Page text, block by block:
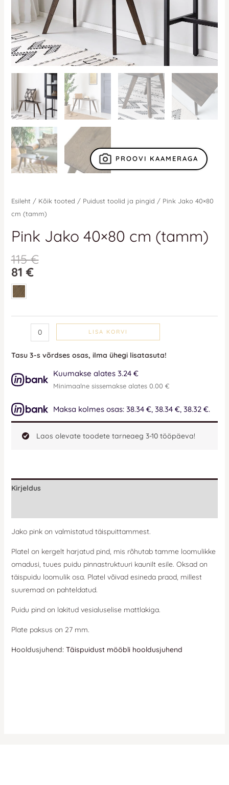
PROOVI KAAMERAGA
Esileht / Kõik tooted / Puidust toolid ja pingid / Pink Jako 40×80
cm (tamm)
Pink Jako 40×80 cm (tamm)
115€
81€
LISA KORVI
Tasu 3-s võrdses osas, ilma ühegi lisatasuta!
Kuumakse alates 3.24 €
Minimaalne sissemakse alates 0.00 €
Maksa kolmes osas: 38.34 €, 38.34 €, 38.32 €.
Laos olevate toodete tarneaeg 3-10 tööpäeva!
Kirjeldus
Jako pink on valmistatud täispuittammest.
Platel on kergelt harjatud pind, mis rõhutab tamme loomulikke
omadusi, tuues puidu pinnastruktuuri kaunilt esile. Oksad on
täispuidu loomulik osa. Platel võivad esineda praod, millest
suuremad on pahteldatud.
Puidu pind on lakitud vesialuselise mattlakiga.
Plate paksus on 27 mm.
Hooldusjuhend: Täispuidust mööbli hooldusjuhend